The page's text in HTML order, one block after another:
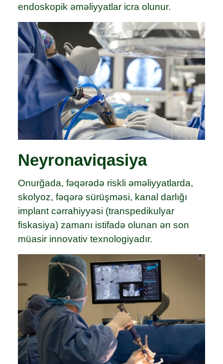
endoskopik əməliyyatlar icra olunur.
Neyronaviqasiya
Onurğada, fəqərədə riskli əməliyyatlarda,
skolyoz, fəqərə sürüşməsi, kanal darlığı
implant cərrahiyyəsi (transpedikulyar
fiskasiya) zamanı istifadə olunan ən son
müasir innovativ texnologiyadır.